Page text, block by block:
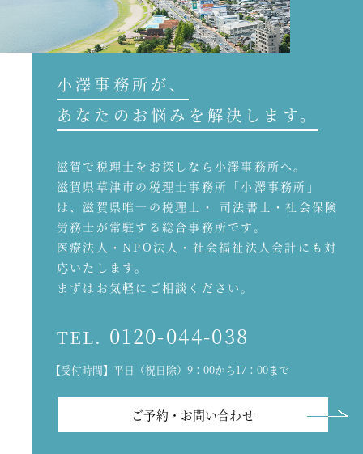
小澤事務所が、
あなたのお悩みを解決します。
滋賀で税理士をお探しなら小澤事務所へ。
滋賀県草津市の税理士事務所「小澤事務所」
は、滋賀県唯一の税理士・ 司法書士・社会保険
労務士が常駐する総合事務所です。
医療法人・NPO法人・社会福祉法人会計にも対
応いたします。
まずはお気軽にご相談ください。
TEL. 0120-044-038
【受付時間】平日（祝日除）9：00から17：00まで
ご予約・お問い合わせ